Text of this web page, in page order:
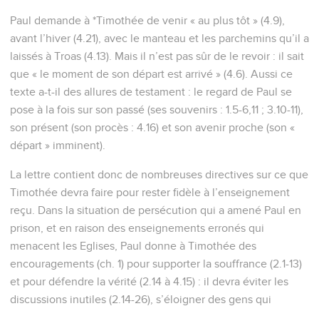
Paul demande à *Timothée de venir « au plus tôt » (4.9),
avant l’hiver (4.21), avec le manteau et les parchemins qu’il a
laissés à Troas (4.13). Mais il n’est pas sûr de le revoir : il sait
que « le moment de son départ est arrivé » (4.6). Aussi ce
texte a-t-il des allures de testament : le regard de Paul se
pose à la fois sur son passé (ses souvenirs : 1.5-6,11 ; 3.10-11),
son présent (son procès : 4.16) et son avenir proche (son «
départ » imminent).
La lettre contient donc de nombreuses directives sur ce que
Timothée devra faire pour rester fidèle à l’enseignement
reçu. Dans la situation de persécution qui a amené Paul en
prison, et en raison des enseignements erronés qui
menacent les Eglises, Paul donne à Timothée des
encouragements (ch. 1) pour supporter la souffrance (2.1-13)
et pour défendre la vérité (2.14 à 4.15) : il devra éviter les
discussions inutiles (2.14-26), s’éloigner des gens qui